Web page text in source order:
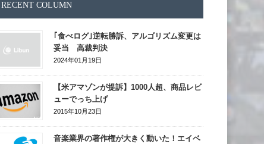
RECENT COLUMN
｢食べログ｣逆転勝訴、アルゴリズム変更は
妥当 高裁判決
2024年01月19日
【米アマゾンが提訴】1000人超、商品レビ
ューでっち上げ
2015年10月23日
音楽業界の著作権が大きく動いた！エイベ